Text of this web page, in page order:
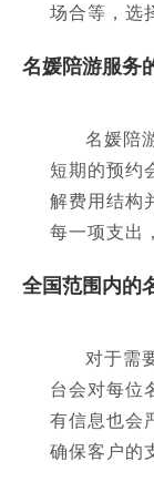
场合等，选
名媛陪游服务
名媛陪
短期的预约
解费用结构
每一项支出
全国范围内的
对于需
台会对每位
有信息也会
确保客户的